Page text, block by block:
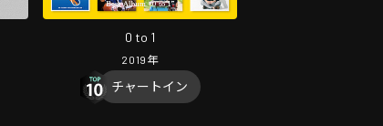
0 to 1
2019 年
チャートイン